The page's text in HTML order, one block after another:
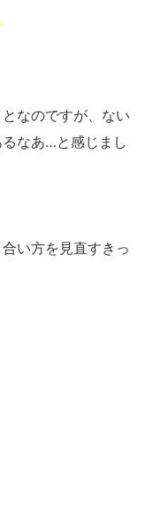
なのですが、ない
なあ…と感じまし
い方を見直すきっ